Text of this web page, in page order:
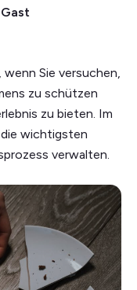
Sie versuchen,
zu schützen
zu bieten. Im
wichtigsten
verwalten.